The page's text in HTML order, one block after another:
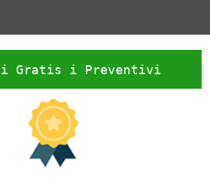
Gratis i Preventivi